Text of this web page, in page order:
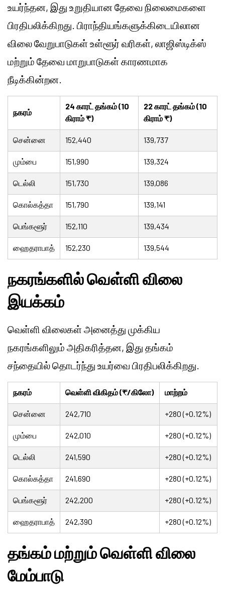
உயர்ந்தன, இது உறுதியான தேவை நிலைமைகளை
பிரதிபலிக்கிறது. பிராந்தியங்களுக்கிடையிலான
விலை வேறுபாடுகள் உள்ளூர் வரிகள், லாஜிஸ்டிக்ஸ்
மற்றும் தேவை மாறுபாடுகள் காரணமாக
நீடிக்கின்றன.
நகரம்
24 காரட் தங்கம் (10
கிராம் ₹)
22 காரட் தங்கம் (10
கிராம் ₹)
சென்னை 152,440 139,737
மும்பை 151,990 139,324
டெல்லி 151,730 139,086
கொல்கத்தா 151,790 139,141
பெங்களூர் 152,110 139,434
ஹைதராபாத் 152,230 139,544
நகரங்களில் வெள்ளி விலை
இயக்கம்
வெள்ளி விலைகள் அனைத்து முக்கிய
நகரங்களிலும் அதிகரித்தன, இது தங்கம்
சந்தையில் தொடர்ந்து உயர்வை பிரதிபலிக்கிறது.
நகரம் வெள்ளி விகிதம் (₹/கிலோ) மாற்றம்
சென்னை 242,710 +280 (+0.12%)
மும்பை 242,010 +280 (+0.12%)
டெல்லி 241,590 +280 (+0.12%)
கொல்கத்தா 241,690 +280 (+0.12%)
பெங்களூர் 242,200 +280 (+0.12%)
ஹைதராபாத் 242,390 +280 (+0.12%)
தங்கம் மற்றும் வெள்ளி விலை
மேம்பாடு